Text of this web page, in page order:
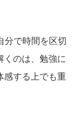
分で時間を区切
くのは、勉強に
感する上でも重